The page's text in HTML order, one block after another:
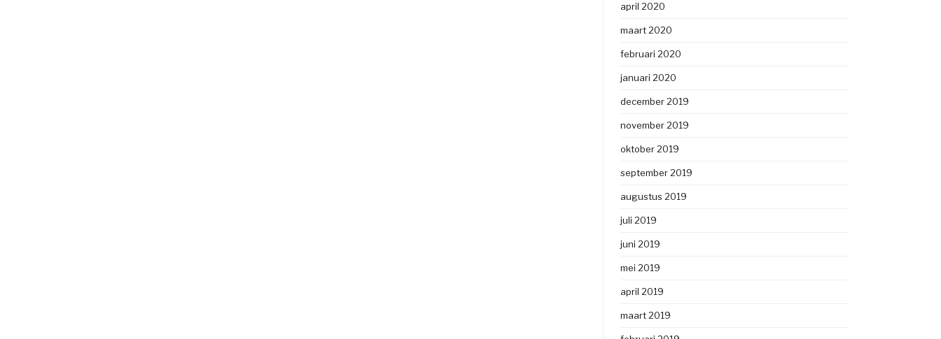
april 2020
maart 2020
februari 2020
januari 2020
december 2019
november 2019
oktober 2019
september 2019
augustus 2019
juli 2019
juni 2019
mei 2019
april 2019
maart 2019